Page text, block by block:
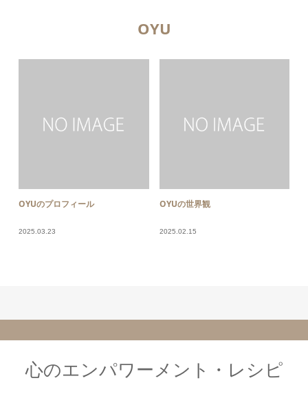
OYU
OYUのプロフィール
2025.03.23
OYUの世界観
2025.02.15
心のエンパワーメント・レシピ